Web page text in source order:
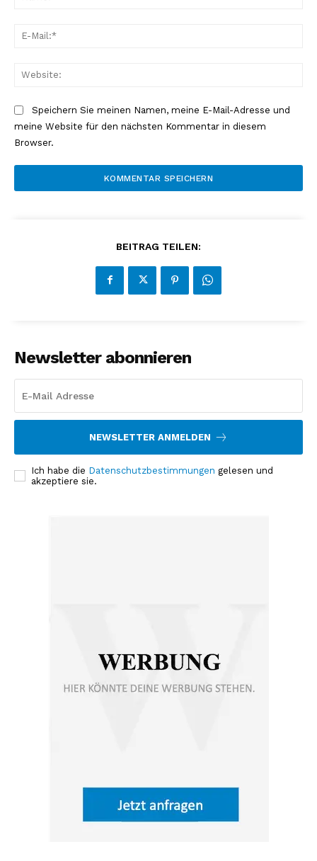
Speichern Sie meinen Namen, meine E-Mail-Adresse und
meine Website für den nächsten Kommentar in diesem
Browser.
BEITRAG TEILEN:
Newsletter abonnieren
NEWSLETTER ANMELDEN
Ich habe die Datenschutzbestimmungen gelesen und
akzeptiere sie.